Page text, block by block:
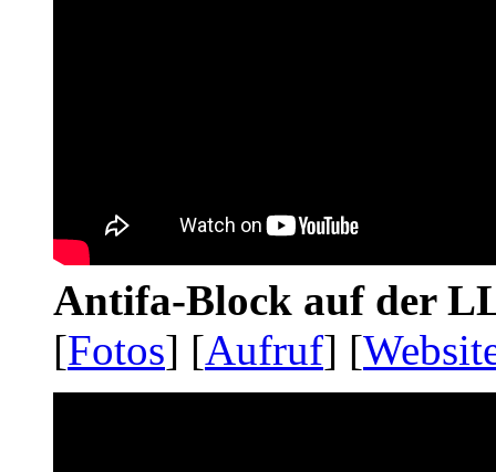
Antifa-Block auf der
[Fotos] [Aufruf] [